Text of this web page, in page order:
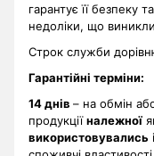
гарантує її безпеку
недоліки, що
Строк служби
Гарантійні терміни:
14 днів – на обмін
продукціїналежної
використовувались